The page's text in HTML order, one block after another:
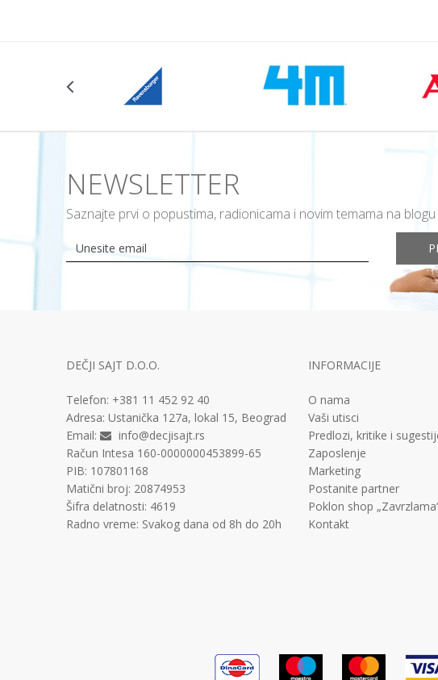
NEWSLETTER
Saznajte prvi o popustima, radionicama i novim temama na blogu
DEČJI SAJT D.O.O.
Telefon: +381 11 452 92 40
Adresa: Ustanička 127a, lokal 15, Beograd
Email:
info@decjisajt.rs
Račun Intesa 160-0000000453899-65
PIB: 107801168
Matični broj: 20874953
Šifra delatnosti: 4619
Radno vreme: Svakog dana od 8h do 20h
INFORMACIJE
O nama
Vaši utisci
Predlozi, kritike i
Zaposlenje
Marketing
Postanite partner
Poklon shop
Kontakt